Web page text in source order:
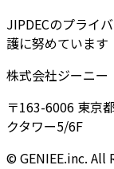
JIPDECのプライ
護に努めています
株式会社ジーニー
〒163-6006 東京
クタワー5/6F
© GENIEE.inc. All